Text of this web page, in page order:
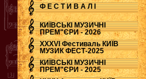
Ф Е С Т И В А Л І
КИЇВСЬКІ МУЗИЧНІ
ПРЕМ"ЄРИ - 2026
ХХХVI Фестиваль КИЇВ
МУЗИК ФЕСТ-2025
КИЇВСЬКІ МУЗИЧНІ
ПРЕМ"ЄРИ - 2025